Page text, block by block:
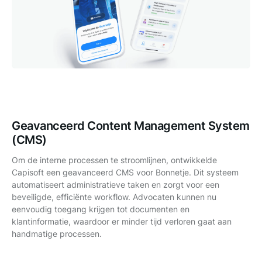
Geavanceerd Content Management System
(CMS)
Om de interne processen te stroomlijnen, ontwikkelde
Capisoft een geavanceerd CMS voor Bonnetje. Dit systeem
automatiseert administratieve taken en zorgt voor een
beveiligde, efficiënte workflow. Advocaten kunnen nu
eenvoudig toegang krijgen tot documenten en
klantinformatie, waardoor er minder tijd verloren gaat aan
handmatige processen.